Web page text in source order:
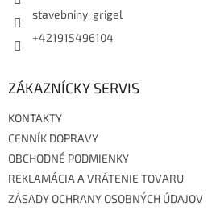
stavebniny_grigel
+421915496104
ZÁKAZNÍCKY SERVIS
KONTAKTY
CENNÍK DOPRAVY
OBCHODNÉ PODMIENKY
REKLAMÁCIA A VRÁTENIE TOVARU
ZÁSADY OCHRANY OSOBNÝCH ÚDAJOV